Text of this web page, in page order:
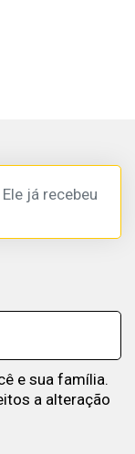
Ele já recebeu
e sua família.
a alteração